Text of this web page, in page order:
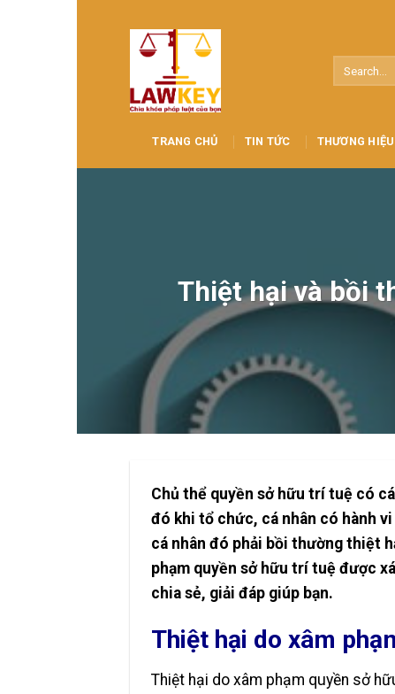
TRANG CHỦ TIN TỨC THƯƠNG HIỆU
Thiệt hại và bồi
Chủ thể quyền sở hữu trí tuệ có
đó khi tổ chức, cá nhân có hành
cá nhân đó phải bồi thường thiệt
phạm quyền sở hữu trí tuệ được
chia sẻ, giải đáp giúp bạn.
Thiệt hại do xâm
Thiệt hại do xâm phạm quyền sở